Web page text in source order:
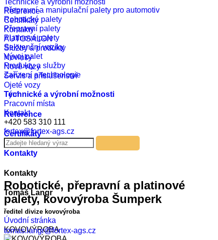
Přepravní a manipulační palety pro automotiv
Robotické palety
Přepravní palety
Platinové palety
Sekvenční vozíky
Vývoj palet
Produkty a služby
Zařízení a technologie
Technické a výrobní možnosti
Reference
Certifikáty
Kontakty
Kontakty
Tomáš Langr
ředitel divize kovovýroba
tomas.langr@fortex-ags.cz
Technické a výrobní možnosti
Reference
Certifikáty
Kontakty
AUTOSALON
Služby a produkty
Novinky
Nové vozy
Servis a příslušenství
Ojeté vozy
Tým
Pracovní místa
Kontakt
+420 583 310 111
fortex@fortex-ags.cz
Robotické, přepravní a platinové
palety, kovovýroba Šumperk
Úvodní stránka
KOVOVÝROBA